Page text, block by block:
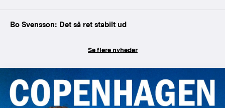
Bo Svensson: Det så ret stabilt ud
Se flere nyheder